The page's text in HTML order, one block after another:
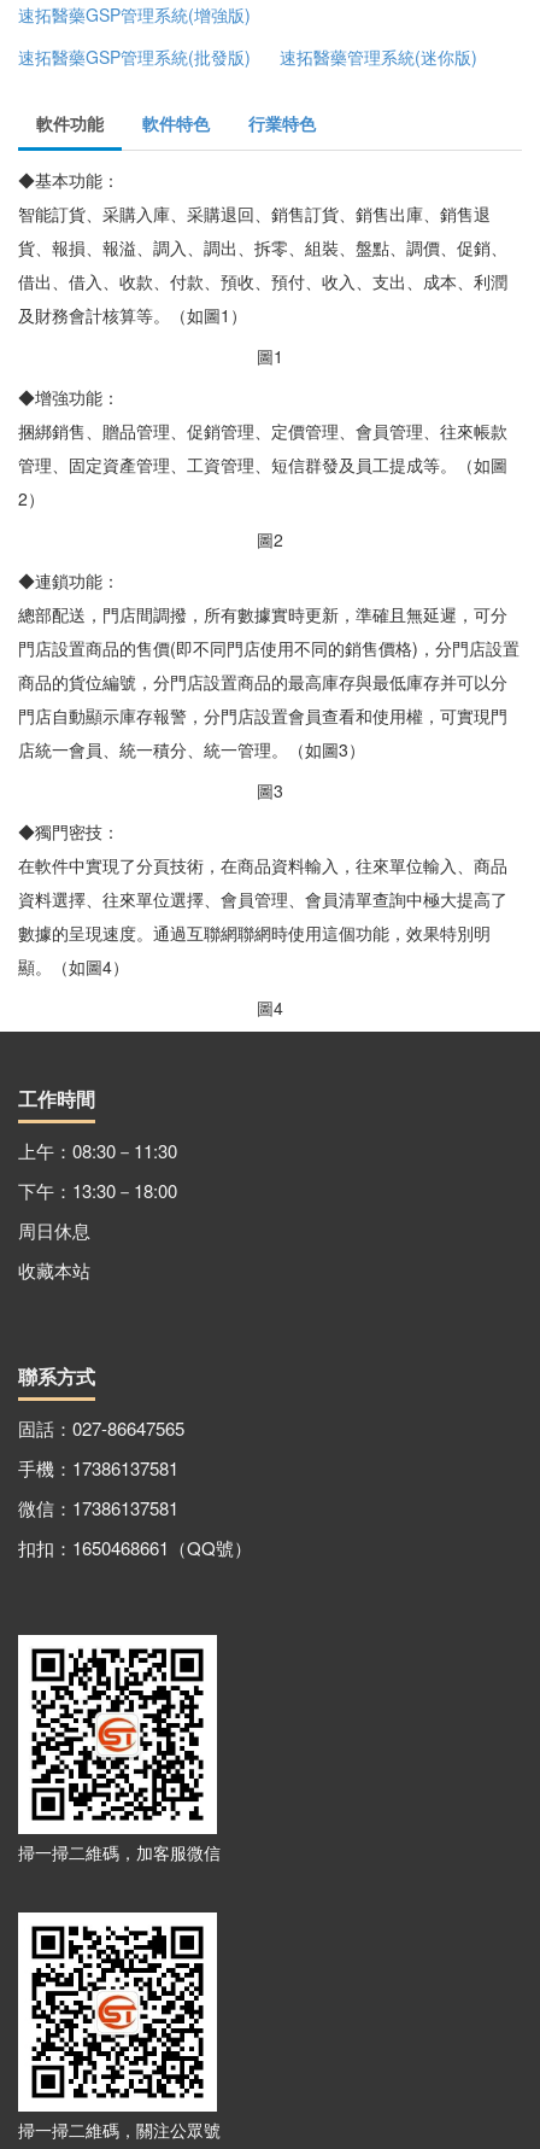
速拓醫藥GSP管理系統(增強版)
速拓醫藥GSP管理系統(批發版)
速拓醫藥管理系統(迷你版)
軟件功能 軟件特色 行業特色
◆基本功能：
智能訂貨、采購入庫、采購退回、銷售訂貨、銷售出庫、銷售退
貨、報損、報溢、調入、調出、拆零、組裝、盤點、調價、促銷、
借出、借入、收款、付款、預收、預付、收入、支出、成本、利潤
及財務會計核算等。（如圖1）
圖1
◆增強功能：
捆綁銷售、贈品管理、促銷管理、定價管理、會員管理、往來帳款
管理、固定資產管理、工資管理、短信群發及員工提成等。（如圖
2）
圖2
◆連鎖功能：
總部配送，門店間調撥，所有數據實時更新，準確且無延遲，可分
門店設置商品的售價(即不同門店使用不同的銷售價格)，分門店設置
商品的貨位編號，分門店設置商品的最高庫存與最低庫存并可以分
門店自動顯示庫存報警，分門店設置會員查看和使用權，可實現門
店統一會員、統一積分、統一管理。（如圖3）
圖3
◆獨門密技：
在軟件中實現了分頁技術，在商品資料輸入，往來單位輸入、商品
資料選擇、往來單位選擇、會員管理、會員清單查詢中極大提高了
數據的呈現速度。通過互聯網聯網時使用這個功能，效果特別明
顯。（如圖4）
圖4
工作時間
上午：08:30－11:30
下午：13:30－18:00
周日休息
收藏本站
聯系方式
固話：027-86647565
手機：17386137581
微信：17386137581
扣扣：1650468661（QQ號）
掃一掃二維碼，加客服微信
掃一掃二維碼，關注公眾號